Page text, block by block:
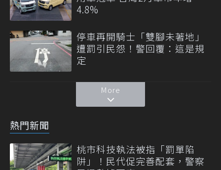
4.8%
停車再開騎士「雙腳未著地」
遭罰引民怨！警回覆：這是規
定
More
熱門新聞
桃市科技執法被指「罰單陷
阱」！民代促完善配套，警察